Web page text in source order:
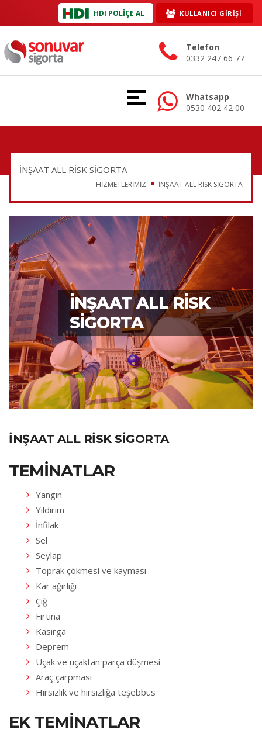
KULLANICI GİRİŞİ
HDI POLİÇE AL
Telefon
0332 247 66 77
Whatsapp
0530 402 42 00
İNŞAAT ALL RISK SIGORTA
HİZMETLERİMİZ İNŞAAT ALL RISK SIGORTA
İNŞAAT ALL RISK
SIGORTA
İNŞAAT ALL RISK SIGORTA
TEMINATLAR
Yangın
Yıldırım
İnfilak
Sel
Seylap
Toprak çökmesi ve kayması
Kar ağırlığı
Çığ
Fırtına
Kasırga
Deprem
Uçak ve uçaktan parça düşmesi
Araç çarpması
Hırsızlık ve hırsızlığa teşebbüs
EK TEMINATLAR